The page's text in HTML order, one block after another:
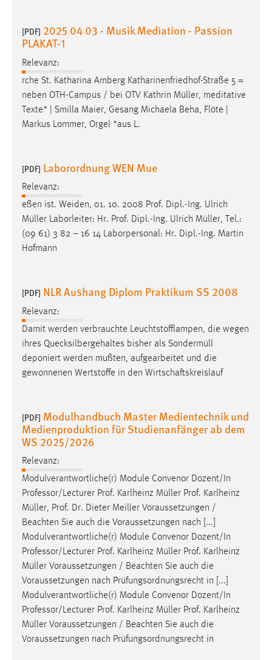
[PDF] 2025 04 03 - Musik Mediation - Passion
PLAKAT-1
Relevanz:
rche St. Katharina Amberg Katharinenfriedhof-Straße 5 =
neben OTH-Campus / bei OTV Kathrin Müller, meditative
Texte* | Smilla Maier, Gesang Michaela Beha, Flöte |
Markus Lommer, Orgel *aus L.
[PDF] Laborordnung WEN Mue
Relevanz:
eßen ist. Weiden, 01. 10. 2008 Prof. Dipl.-Ing. Ulrich
Müller Laborleiter: Hr. Prof. Dipl.-Ing. Ulrich Müller, Tel.:
(09 61) 3 82 – 16 14 Laborpersonal: Hr. Dipl.-Ing. Martin
Hofmann
[PDF] NLR Aushang Diplom Praktikum SS 2008
Relevanz:
Damit werden verbrauchte Leuchtstofflampen, die wegen
ihres Quecksilbergehaltes bisher als Sondermüll
deponiert werden mußten, aufgearbeitet und die
gewonnenen Wertstoffe in den Wirtschaftskreislauf
[PDF] Modulhandbuch Master Medientechnik und
Medienproduktion für Studienanfänger ab dem
WS 2025/2026
Relevanz:
Modulverantwortliche(r) Module Convenor Dozent/In
Professor/Lecturer Prof. Karlheinz Müller Prof. Karlheinz
Müller, Prof. Dr. Dieter Meiller Voraussetzungen /
Beachten Sie auch die Voraussetzungen nach [...]
Modulverantwortliche(r) Module Convenor Dozent/In
Professor/Lecturer Prof. Karlheinz Müller Prof. Karlheinz
Müller Voraussetzungen / Beachten Sie auch die
Voraussetzungen nach Prüfungsordnungsrecht in [...]
Modulverantwortliche(r) Module Convenor Dozent/In
Professor/Lecturer Prof. Karlheinz Müller Prof. Karlheinz
Müller Voraussetzungen / Beachten Sie auch die
Voraussetzungen nach Prüfungsordnungsrecht in